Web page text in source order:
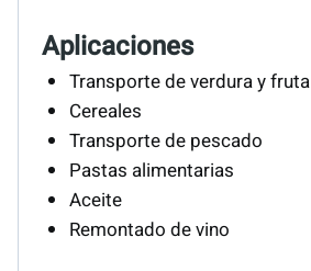
Aplicaciones
Transporte de verdura y fruta
Cereales
Transporte de pescado
Pastas alimentarias
Aceite
Remontado de vino